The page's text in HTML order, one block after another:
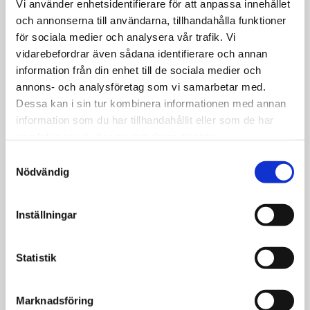
Vi använder enhetsidentifierare för att anpassa innehållet
och annonserna till användarna, tillhandahålla funktioner
för sociala medier och analysera vår trafik. Vi
vidarebefordrar även sådana identifierare och annan
information från din enhet till de sociala medier och
annons- och analysföretag som vi samarbetar med.
Dessa kan i sin tur kombinera informationen med annan
information som du har tillhandahållit eller som de har
Nödvändig
Inställningar
Statistik
Marknadsföring
Tro och liv
Kvinnor och män
kompletterar varandra – allt
enligt Guds plan